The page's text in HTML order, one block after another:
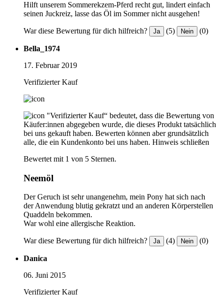
Hilft unserem Sommerekzem-Pferd recht gut, lindert einfach
seinen Juckreiz, lasse das Öl im Sommer nicht ausgehen!
War diese Bewertung für dich hilfreich? Ja (5) Nein (0)
Bella_1974
17. Februar 2019
Verifizierter Kauf
"Verifizierter Kauf“ bedeutet, dass die Bewertung von
Käufer:innen abgegeben wurde, die dieses Produkt tatsächlich
bei uns gekauft haben. Bewerten können aber grundsätzlich
alle, die ein Kundenkonto bei uns haben. Hinweis schließen
Bewertet mit 1 von 5 Sternen.
Neemöl
Der Geruch ist sehr unangenehm, mein Pony hat sich nach
der Anwendung blutig gekratzt und an anderen Körperstellen
Quaddeln bekommen.
War wohl eine allergische Reaktion.
War diese Bewertung für dich hilfreich? Ja (4) Nein (0)
Danica
06. Juni 2015
Verifizierter Kauf